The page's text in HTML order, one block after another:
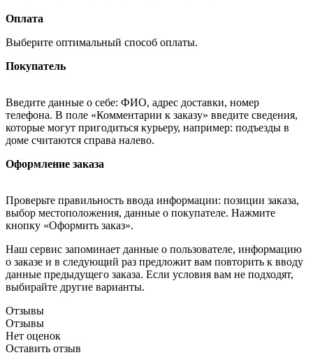
Оплата
Выберите оптимальный способ оплаты.
Покупатель
Введите данные о себе: ФИО, адрес доставки, номер
телефона. В поле «Комментарии к заказу» введите сведения,
которые могут пригодиться курьеру, например: подъезды в
доме считаются справа налево.
Оформление заказа
Проверьте правильность ввода информации: позиции заказа,
выбор местоположения, данные о покупателе. Нажмите
кнопку «Оформить заказ».
Наш сервис запоминает данные о пользователе, информацию
о заказе и в следующий раз предложит вам повторить к вводу
данные предыдущего заказа. Если условия вам не подходят,
выбирайте другие варианты.
Отзывы
Отзывы
Нет оценок
Оставить отзыв